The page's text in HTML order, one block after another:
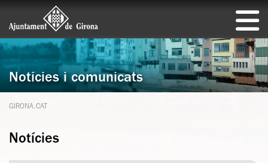
Notícies i comunicats
GIRONA.CAT
Notícies